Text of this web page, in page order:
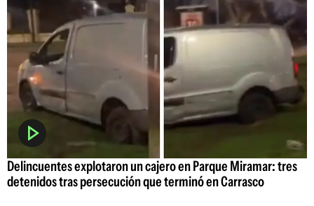
Delincuentes explotaron un cajero en Parque Miramar: tres
detenidos tras persecución que terminó en Carrasco